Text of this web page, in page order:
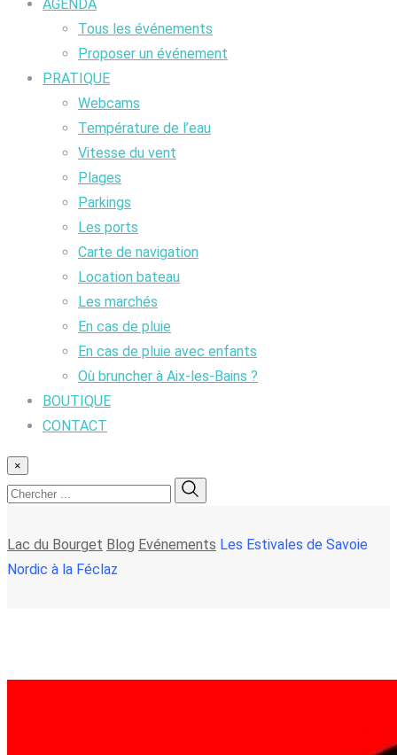
AGENDA
Tous les événements
Proposer un événement
PRATIQUE
Webcams
Température de l’eau
Vitesse du vent
Plages
Parkings
Les ports
Carte de navigation
Location bateau
Les marchés
En cas de pluie
En cas de pluie avec enfants
Où bruncher à Aix-les-Bains ?
BOUTIQUE
CONTACT
×
Lac du Bourget Blog Evénements Les Estivales de Savoie
Nordic à la Féclaz